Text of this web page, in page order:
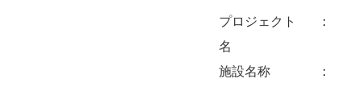
プロジェクト
名
：
施設名称
：
[略